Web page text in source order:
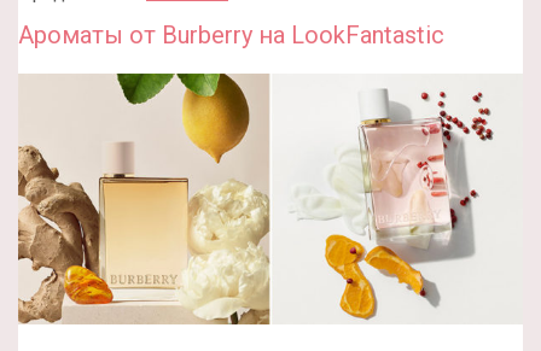
Ароматы от Burberry на LookFantastic